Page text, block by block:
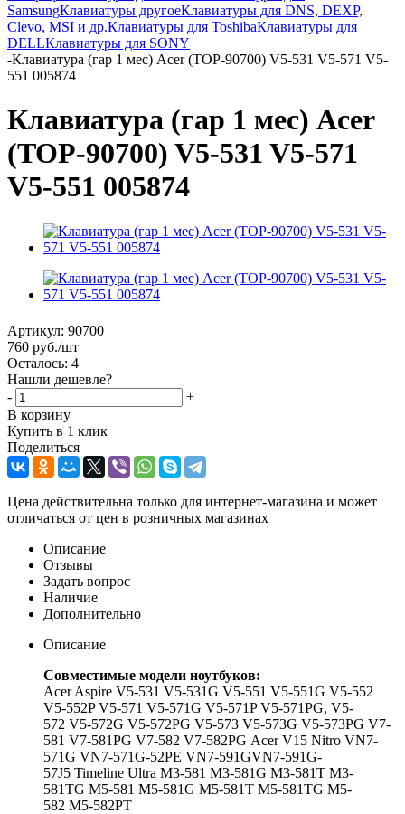
SamsungКлавиатуры другоеКлавиатуры для DNS, DEXP,
Clevo, MSI и др.Клавиатуры для ToshibaКлавиатуры для
DELLКлавиатуры для SONY
-Клавиатура (гар 1 мес) Acer (TOP-90700) V5-531 V5-571 V5-
551 005874
Клавиатура (гар 1 мес) Acer
(TOP-90700) V5-531 V5-571
V5-551 005874
Артикул: 90700
760 руб./шт
Осталось: 4
Нашли дешевле?
-
+
В корзину
Купить в 1 клик
Поделиться
Цена действительна только для интернет-магазина и может
отличаться от цен в розничных магазинах
Описание
Отзывы
Задать вопрос
Наличие
Дополнительно
Описание
Совместимые модели ноутбуков:
Acer Aspire V5-531 V5-531G V5-551 V5-551G V5-552
V5-552P V5-571 V5-571G V5-571P V5-571PG, V5-
572 V5-572G V5-572PG V5-573 V5-573G V5-573PG V7-
581 V7-581PG V7-582 V7-582PG Acer V15 Nitro VN7-
571G VN7-571G-52PE VN7-591GVN7-591G-
57J5 Timeline Ultra M3-581 M3-581G M3-581T M3-
581TG M5-581 M5-581G M5-581T M5-581TG M5-
582 M5-582PT